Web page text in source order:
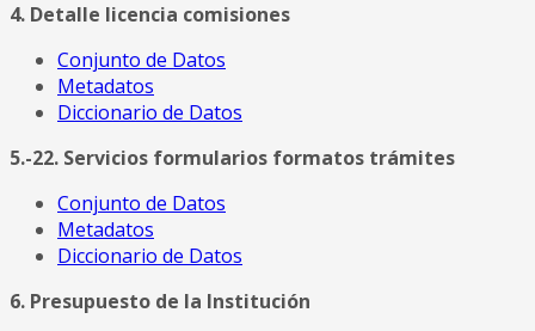
4. Detalle licencia comisiones
Conjunto de Datos
Metadatos
Diccionario de Datos
5.-22. Servicios formularios formatos trámites
Conjunto de Datos
Metadatos
Diccionario de Datos
6. Presupuesto de la Institución